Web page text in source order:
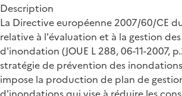
Description
La Directive européenne 2007/60/CE
relative à l'évaluation et à la gestion
d'inondation (JOUE L 288, 06-11-2007,
stratégie de prévention des
impose la production de plan de